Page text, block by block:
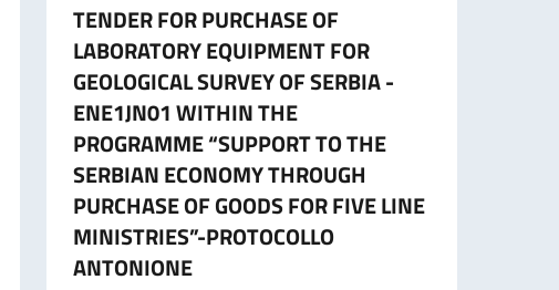
TENDER FOR PURCHASE OF
LABORATORY EQUIPMENT FOR
GEOLOGICAL SURVEY OF SERBIA -
ENE1JN01 WITHIN THE
PROGRAMME “SUPPORT TO THE
SERBIAN ECONOMY THROUGH
PURCHASE OF GOODS FOR FIVE LINE
MINISTRIES”-PROTOCOLLO
ANTONIONE